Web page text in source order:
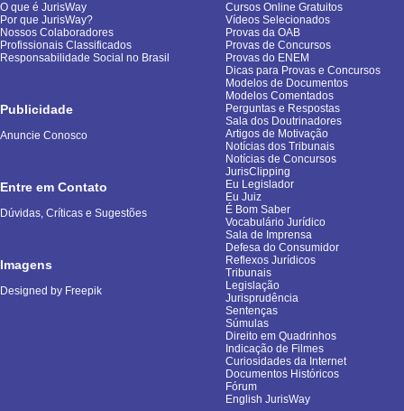
O que é JurisWay
Por que JurisWay?
Nossos Colaboradores
Profissionais Classificados
Responsabilidade Social no Brasil
Publicidade
Anuncie Conosco
Entre em Contato
Dúvidas, Críticas e Sugestões
Imagens
Designed by Freepik
Cursos Online Gratuitos
Vídeos Selecionados
Provas da OAB
Provas de Concursos
Provas do ENEM
Dicas para Provas e Concursos
Modelos de Documentos
Modelos Comentados
Perguntas e Respostas
Sala dos Doutrinadores
Artigos de Motivação
Notícias dos Tribunais
Notícias de Concursos
JurisClipping
Eu Legislador
Eu Juiz
É Bom Saber
Vocabulário Jurídico
Sala de Imprensa
Defesa do Consumidor
Reflexos Jurídicos
Tribunais
Legislação
Jurisprudência
Sentenças
Súmulas
Direito em Quadrinhos
Indicação de Filmes
Curiosidades da Internet
Documentos Históricos
Fórum
English JurisWay